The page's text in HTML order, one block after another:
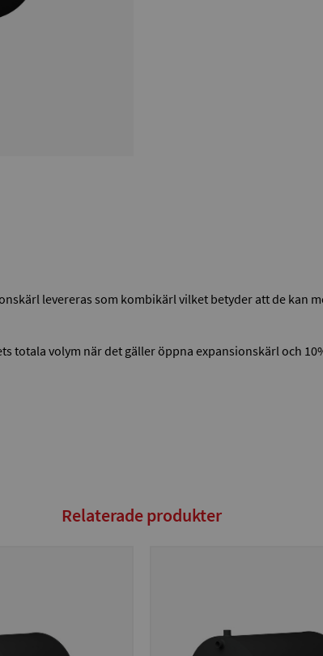
levereras som kombikärl vilket betyder att de kan
totala volym när det gäller öppna expansionskärl och
Relaterade produkter